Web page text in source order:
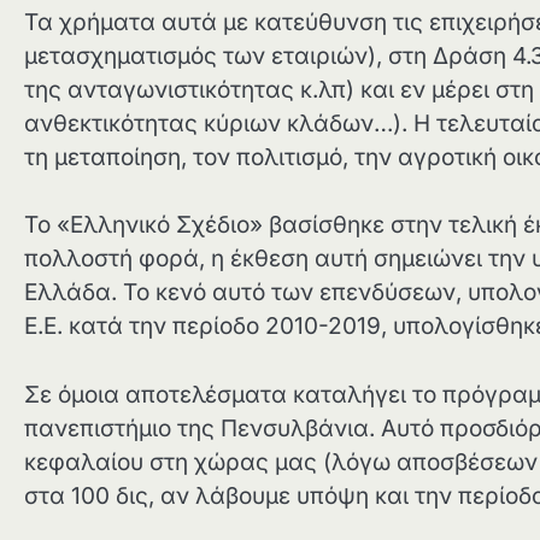
Τα χρήματα αυτά με κατεύθυνση τις
μετασχηματισμός των εταιριών), στη Δράση
της ανταγωνιστικότητας κ.λπ) και εν μέρει
ανθεκτικότητας κύριων κλάδων…). Η
τη μεταποίηση, τον πολιτισμό, την αγροτική
Το «Ελληνικό Σχέδιο» βασίσθηκε στην
πολλοστή φορά, η έκθεση αυτή σημειώνει
Ελλάδα. Το κενό αυτό των επενδύσεων,
Ε.Ε. κατά την περίοδο 2010-2019,
Σε όμοια αποτελέσματα καταλήγει το
πανεπιστήμιο της Πενσυλβάνια. Αυτό
κεφαλαίου στη χώρας μας (λόγω αποσβέσεων
στα 100 δις, αν λάβουμε υπόψη και την